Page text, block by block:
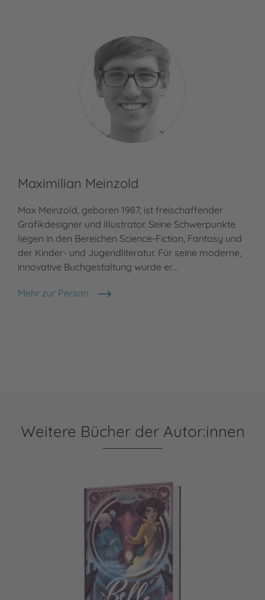
Maximilian Meinzold
Max Meinzold, geboren 1987, ist freischaffender
Grafikdesigner und Illustrator. Seine Schwerpunkte
liegen in den Bereichen Science-Fiction, Fantasy und
der Kinder- und Jugendliteratur. Für seine moderne,
innovative Buchgestaltung wurde er…
Mehr zur Person
Maximilian Meinzold
Weitere Bücher der Autor:innen